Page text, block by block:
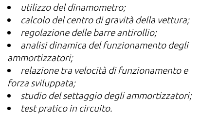
utilizzo del dinamometro;
calcolo del centro di gravità della vettura;
regolazione delle barre antirollio;
analisi dinamica del funzionamento degli
ammortizzatori;
relazione tra velocità di funzionamento e
forza sviluppata;
studio del settaggio degli ammortizzatori;
test pratico in circuito.